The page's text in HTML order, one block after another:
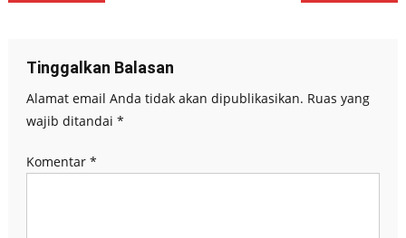
Tinggalkan Balasan
Alamat email Anda tidak akan dipublikasikan. Ruas yang
wajib ditandai *
Komentar *